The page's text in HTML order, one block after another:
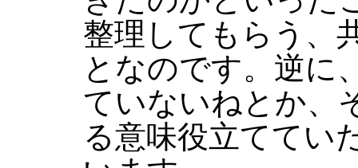
整理してもらう、
となのです。逆に
ていないねとか、
る意味役立ててい